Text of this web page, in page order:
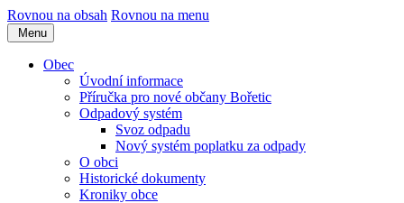
Rovnou na obsah Rovnou na menu
Menu
Obec
Úvodní informace
Příručka pro nové občany Bořetic
Odpadový systém
Svoz odpadu
Nový systém poplatku za odpady
O obci
Historické dokumenty
Kroniky obce